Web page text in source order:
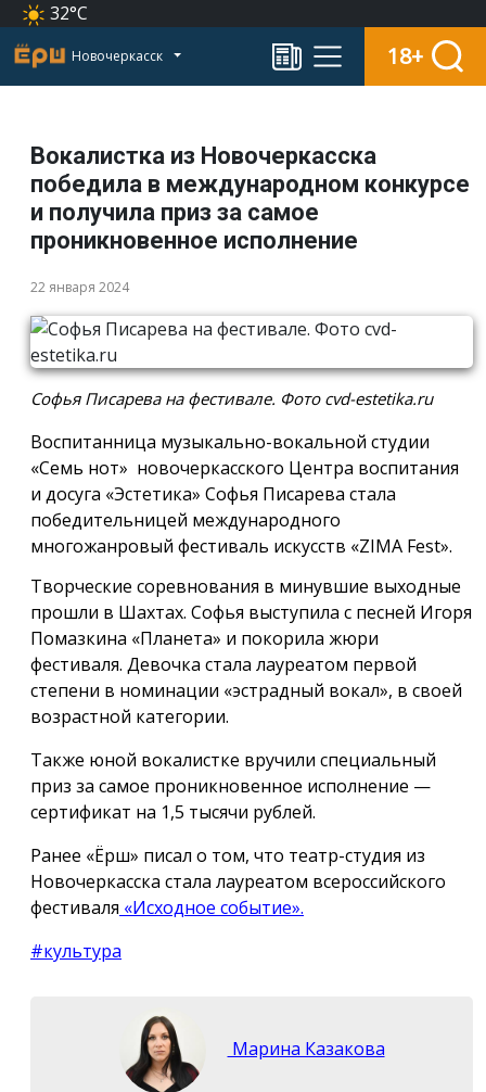
32°C
Новочеркасск 18+
Вокалистка из Новочеркасска
победила в международном конкурсе
и получила приз за самое
проникновенное исполнение
22 января 2024
Софья Писарева на фестивале. Фото cvd-estetika.ru
Воспитанница музыкально-вокальной студии
«Семь нот» новочеркасского Центра воспитания
и досуга «Эстетика» Софья Писарева стала
победительницей международного
многожанровый фестиваль искусств «ZIMA Fest».
Творческие соревнования в минувшие выходные
прошли в Шахтах. Софья выступила с песней Игоря
Помазкина «Планета» и покорила жюри
фестиваля. Девочка стала лауреатом первой
степени в номинации «эстрадный вокал», в своей
возрастной категории.
Также юной вокалистке вручили специальный
приз за самое проникновенное исполнение —
сертификат на 1,5 тысячи рублей.
Ранее «Ёрш» писал о том, что театр-студия из
Новочеркасска стала лауреатом всероссийского
фестиваля «Исходное событие».
#культура
Марина Казакова